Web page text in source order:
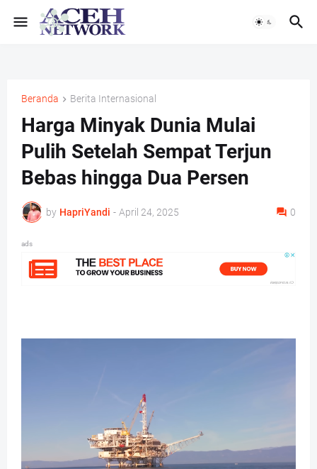
Beranda Berita Internasional
Harga Minyak Dunia Mulai
Pulih Setelah Sempat Terjun
Bebas hingga Dua Persen
by HapriYandi - April 24, 2025 0
ads